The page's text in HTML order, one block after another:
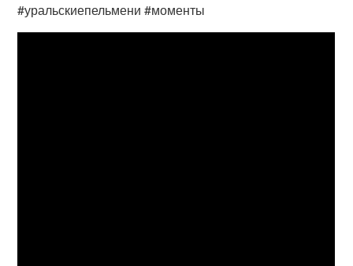
#уральскиепельмени #моменты